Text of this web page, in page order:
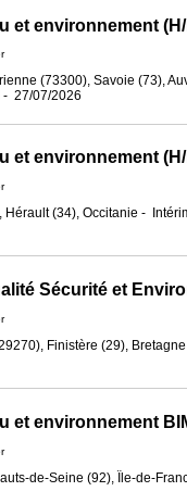
et environnement
(73300), Savoie (73),
- 27/07/2026
et environnement
Hérault (34), Occitanie -
Finistère (29), Bretagne
de-Seine (92), Île-de-